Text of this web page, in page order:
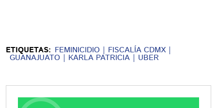
ETIQUETAS: FEMINICIDIO FISCALÍA CDMX
GUANAJUATO KARLA PATRICIA UBER